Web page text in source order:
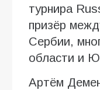
турнира
призёр
Сербии,
области и
Артём